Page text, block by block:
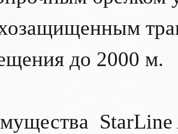
до 2000 м.
StarLine